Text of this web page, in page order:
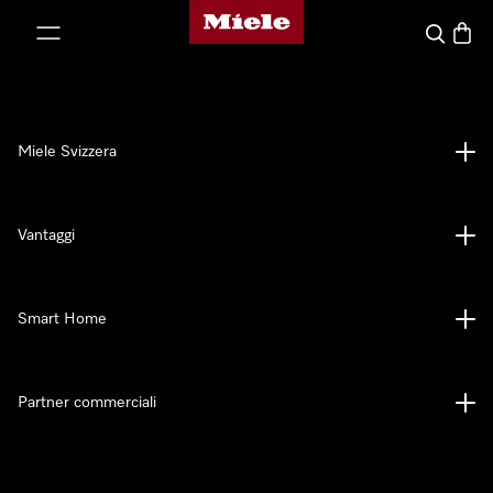
Homepage di Miele
Cerca
Miele Svizzera
Vantaggi
Smart Home
Partner commerciali